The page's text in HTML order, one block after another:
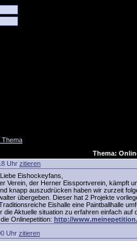
Thema
Thema:
Uhr zitieren
Eishockeyfans,
Verein, der Herner Eissportverein, kämpft
knapp auszudrücken haben wir zurzeit
übergeben. Dieser hat 2 Projekte
Eishalle eine Paintballhalle
die Aktuelle situation zu erfahren einfach auf
Onlinepetition: http://
Uhr zitieren